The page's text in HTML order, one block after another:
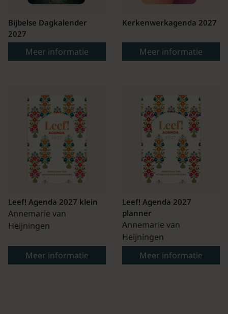
Bijbelse Dagkalender
2027
Meer informatie
Kerkenwerkagenda 2027
Meer informatie
Leef! Agenda 2027 klein
Annemarie van
Heijningen
Meer informatie
Leef! Agenda 2027
planner
Annemarie van
Heijningen
Meer informatie